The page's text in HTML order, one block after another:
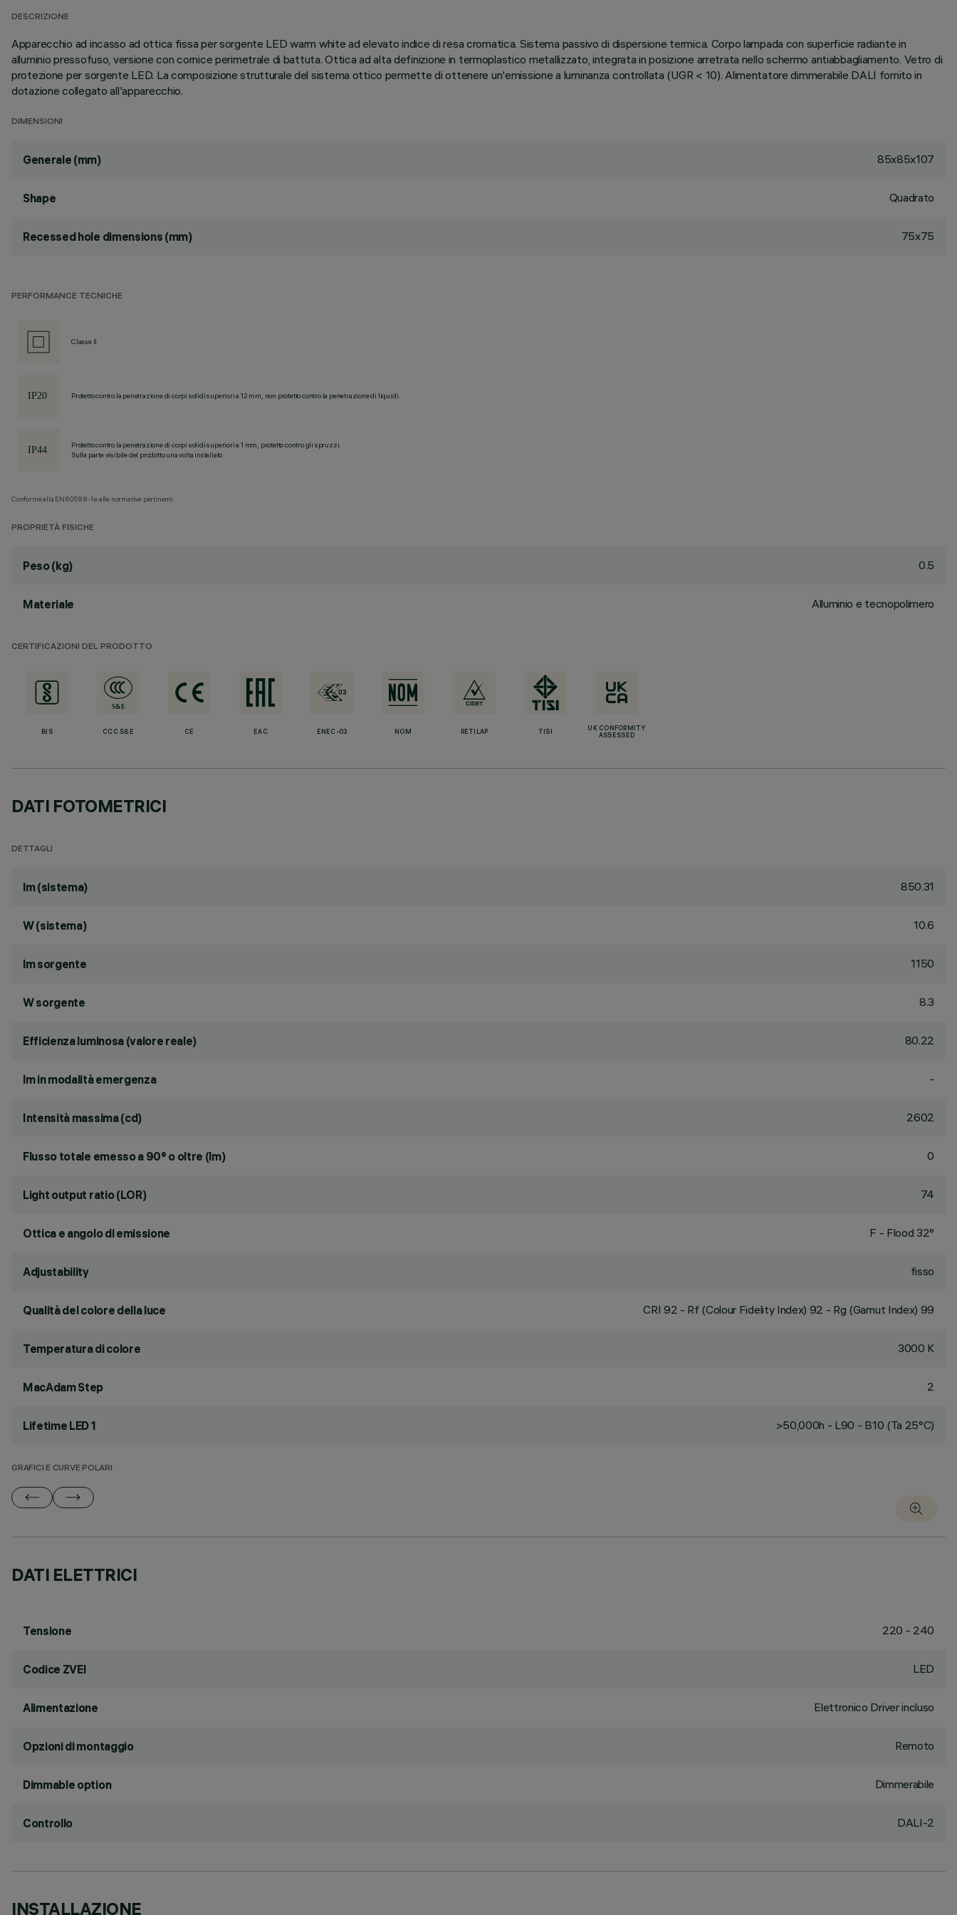
DESCRIZIONE
Apparecchio ad incasso ad ottica fissa per sorgente LED warm white ad elevato indice di resa cromatica. Sistema passivo di dispersione termica. Corpo lampada con superficie radiante in
alluminio pressofuso, versione con cornice perimetrale di battuta. Ottica ad alta definizione in termoplastico metallizzato, integrata in posizione arretrata nello schermo antiabbagliamento. Vetro di
protezione per sorgente LED. La composizione strutturale del sistema ottico permette di ottenere un'emissione a luminanza controllata (UGR < 10). Alimentatore dimmerabile DALI fornito in
dotazione collegato all'apparecchio.
DIMENSIONI
Generale (mm) 85x85x107
Shape Quadrato
Recessed hole dimensions (mm) 75x75
PERFORMANCE TECNICHE
Classe II
Protetto contro la penetrazione di corpi solidi superiori a 12 mm, non protetto contro la penetrazione di liquidi.
Protetto contro la penetrazione di corpi solidi superiori a 1 mm, protetto contro gli spruzzi.
Sulla parte visibile del prodotto una volta installato
Conforme alla EN60598-1 e alle normative pertinenti.
PROPRIETÀ FISICHE
Peso (kg) 0.5
Materiale Alluminio e tecnopolimero
CERTIFICAZIONI DEL PRODOTTO
BIS CCC S&E CE EAC ENEC-03 NOM RETILAP TISI
UK CONFORMITY
ASSESSED
DATI FOTOMETRICI
DETTAGLI
lm (sistema) 850.31
W (sistema) 10.6
lm sorgente 1150
W sorgente 8.3
Efficienza luminosa (valore reale) 80.22
lm in modalità emergenza -
Intensità massima (cd) 2602
Flusso totale emesso a 90° o oltre (lm) 0
Light output ratio (LOR) 74
Ottica e angolo di emissione F - Flood 32°
Adjustability fisso
Qualità del colore della luce CRI 92 - Rf (Colour Fidelity Index) 92 - Rg (Gamut Index) 99
Temperatura di colore 3000 K
MacAdam Step 2
Lifetime LED 1 >50,000h - L90 - B10 (Ta 25°C)
GRAFICI E CURVE POLARI
DATI ELETTRICI
Tensione 220 - 240
Codice ZVEI LED
Alimentazione Elettronico Driver incluso
Opzioni di montaggio Remoto
Dimmable option Dimmerabile
Controllo DALI-2
INSTALLAZIONE